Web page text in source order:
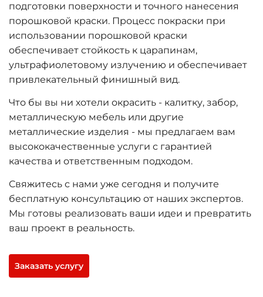
подготовки поверхности и точного нанесения
порошковой краски. Процесс покраски при
использовании порошковой краски
обеспечивает стойкость к царапинам,
ультрафиолетовому излучению и обеспечивает
привлекательный финишный вид.
Что бы вы ни хотели окрасить - калитку, забор,
металлическую мебель или другие
металлические изделия - мы предлагаем вам
высококачественные услуги с гарантией
качества и ответственным подходом.
Свяжитесь с нами уже сегодня и получите
бесплатную консультацию от наших экспертов.
Мы готовы реализовать ваши идеи и превратить
ваш проект в реальность.
Заказать услугу